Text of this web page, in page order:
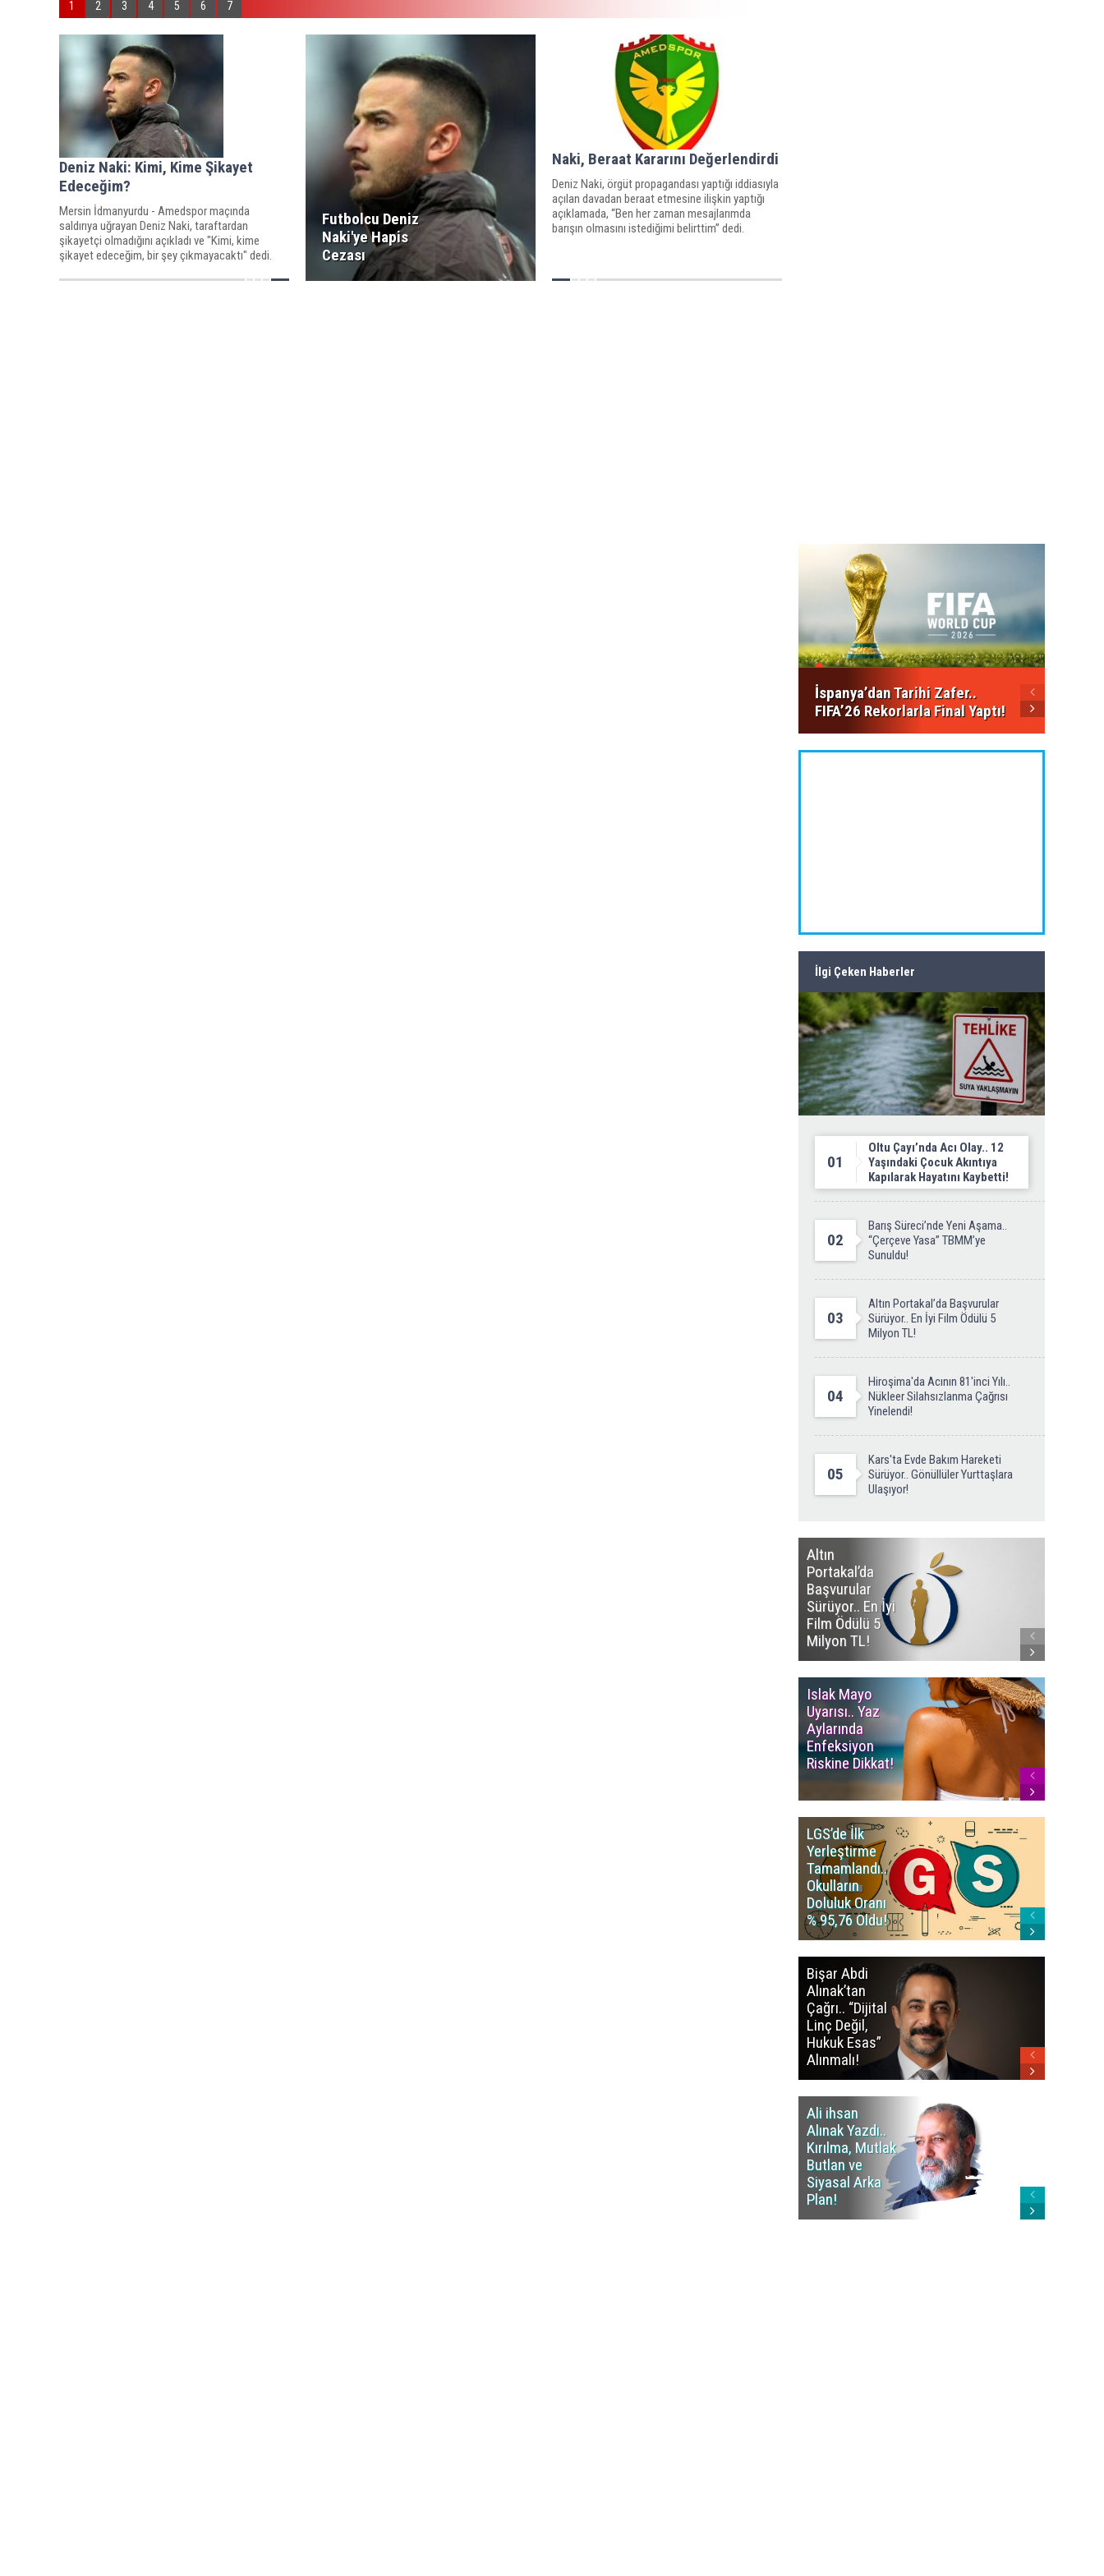
1 2 3 4 5 6 7
Deniz Naki: Kimi, Kime Şikayet
Edeceğim?
Mersin İdmanyurdu - Amedspor maçında
saldırıya uğrayan Deniz Naki, taraftardan
şikayetçi olmadığını açıkladı ve "Kimi, kime
şikayet edeceğim, bir şey çıkmayacaktı" dedi.
Futbolcu Deniz
Naki'ye Hapis
Cezası
Naki, Beraat Kararını Değerlendirdi
Deniz Naki, örgüt propagandası yaptığı iddiasıyla
açılan davadan beraat etmesine ilişkin yaptığı
açıklamada, “Ben her zaman mesajlarımda
barışın olmasını istediğimi belirttim” dedi.
İspanya’dan Tarihi Zafer..
FIFA’26 Rekorlarla Final Yaptı!
İlgi Çeken Haberler
01
Oltu Çayı’nda Acı Olay.. 12
Yaşındaki Çocuk Akıntıya
Kapılarak Hayatını Kaybetti!
02
Barış Süreci’nde Yeni Aşama..
“Çerçeve Yasa” TBMM’ye
Sunuldu!
03
Altın Portakal’da Başvurular
Sürüyor.. En İyi Film Ödülü 5
Milyon TL!
04
Hiroşima'da Acının 81'inci Yılı..
Nükleer Silahsızlanma Çağrısı
Yinelendi!
05
Kars'ta Evde Bakım Hareketi
Sürüyor.. Gönüllüler Yurttaşlara
Ulaşıyor!
Altın
Portakal’da
Başvurular
Sürüyor.. En İyi
Film Ödülü 5
Milyon TL!
Islak Mayo
Uyarısı.. Yaz
Aylarında
Enfeksiyon
Riskine Dikkat!
LGS’de İlk
Yerleştirme
Tamamlandı..
Okulların
Doluluk Oranı
% 95,76 Oldu!
Bişar Abdi
Alınak’tan
Çağrı.. “Dijital
Linç Değil,
Hukuk Esas”
Alınmalı!
Ali ihsan
Alınak Yazdı..
Kırılma, Mutlak
Butlan ve
Siyasal Arka
Plan!